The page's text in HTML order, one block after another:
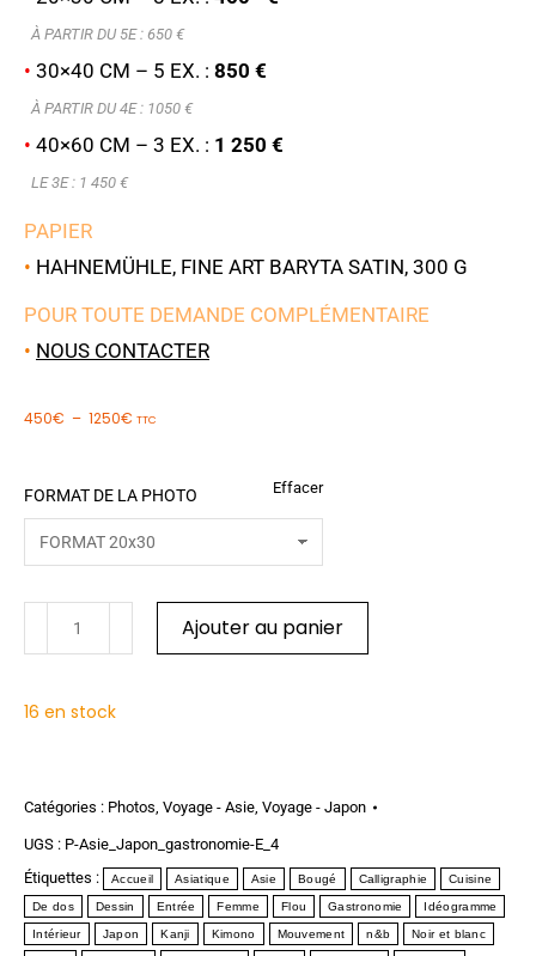
À PARTIR DU 5E : 650 €
• 30×40 CM – 5 EX. : 850 €
À PARTIR DU 4E : 1050 €
• 40×60 CM – 3 EX. : 1 250 €
LE 3E : 1 450 €
PAPIER
• HAHNEMÜHLE, FINE ART BARYTA SATIN, 300 G
POUR TOUTE DEMANDE COMPLÉMENTAIRE
• NOUS CONTACTER
450€ – 1250€ TTC
FORMAT DE LA PHOTO Effacer
Ajouter au panier
16 en stock
Catégories : Photos, Voyage - Asie, Voyage - Japon
UGS : P-Asie_Japon_gastronomie-E_4
Étiquettes :
Accueil Asiatique Asie Bougé Calligraphie Cuisine
De dos Dessin Entrée Femme Flou Gastronomie Idéogramme
Intérieur Japon Kanji Kimono Mouvement n&b Noir et blanc